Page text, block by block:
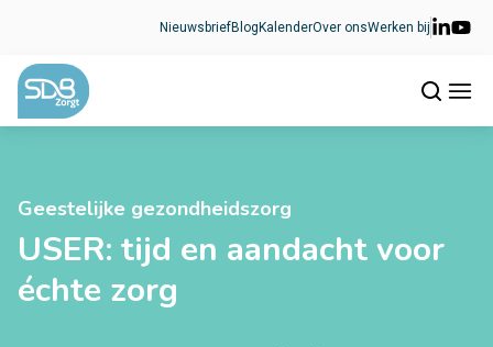
NieuwsbriefBlog KalenderOver onsWerken bij
Geestelijke gezondheidszorg
USER: tijd en aandacht voor
échte zorg